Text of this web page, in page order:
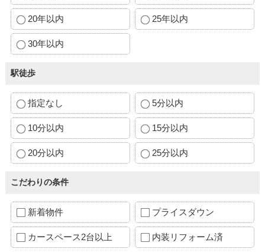
20年以内 25年以内
30年以内
駅徒歩
指定なし 5分以内
10分以内 15分以内
20分以内 25分以内
こだわりの条件
新着物件 プライスダウン
カースペース2台以上 内装リフォーム済